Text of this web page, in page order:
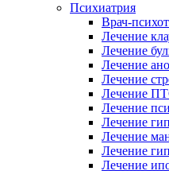
Психиатрия
Врач-
Лечение
Лечение
Лечение
Лечение
Лечение
Лечение
Лечение
Лечение
Лечение
Лечение